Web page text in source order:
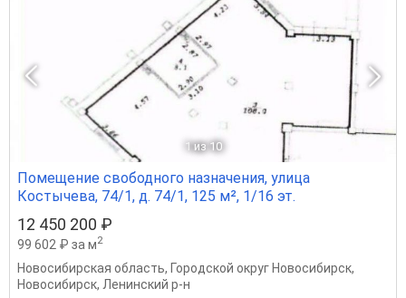
1 из 10
Помещение свободного назначения, улица
Костычева, 74/1, д. 74/1, 125 м², 1/16 эт.
12 450 200 ₽
99 602 ₽ за м2
Новосибирская область, Городской округ Новосибирск,
Новосибирск, Ленинский р-н